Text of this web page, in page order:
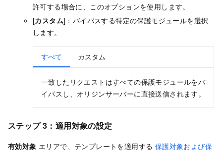
許可する場合に、このオプションを使用します。
[カスタム]：バイパスする特定の保護モジュールを選択
します。
すべて カスタム
一致したリクエストはすべての保護モジュールをバ
イパスし、オリジンサーバーに直接送信されます。
ステップ 3：適用対象の設定
有効対象 エリアで、テンプレートを適用する 保護対象および保